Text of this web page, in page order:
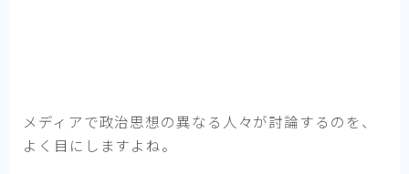
メディアで政治思想の異なる人々が討論するのを、
よく目にしますよね。